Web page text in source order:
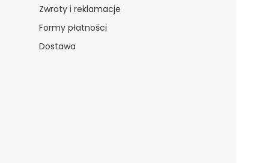
Zwroty i reklamacje
Formy płatności
Dostawa